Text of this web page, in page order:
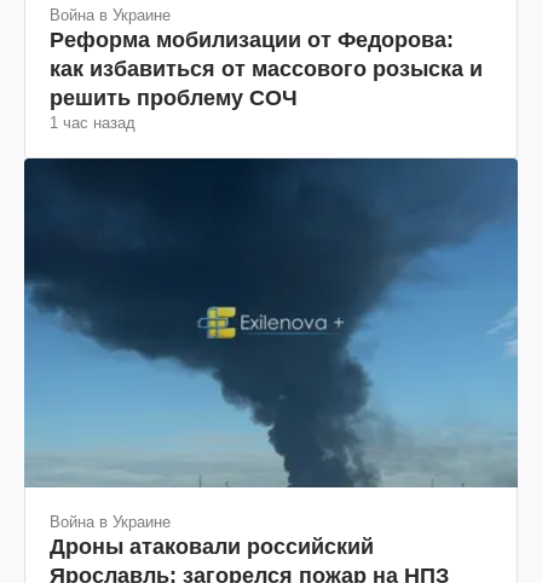
Война в Украине
Реформа мобилизации от Федорова:
как избавиться от массового розыска и
решить проблему СОЧ
Война в Украине
Дроны атаковали российский